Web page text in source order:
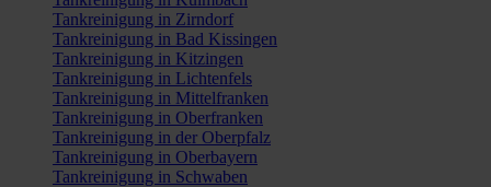
Tankreinigung in Zirndorf
Tankreinigung in Bad Kissingen
Tankreinigung in Kitzingen
Tankreinigung in Lichtenfels
Tankreinigung in Mittelfranken
Tankreinigung in Oberfranken
Tankreinigung in der Oberpfalz
Tankreinigung in Oberbayern
Tankreinigung in Schwaben